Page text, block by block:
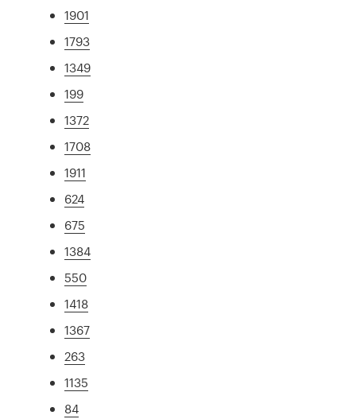
1901
1793
1349
199
1372
1708
1911
624
675
1384
550
1418
1367
263
1135
84